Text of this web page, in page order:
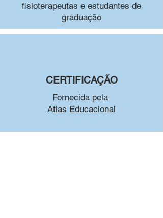
fisioterapeutas e estudantes de
graduação
CERTIFICAÇÃO
Fornecida pela
Atlas Educacional